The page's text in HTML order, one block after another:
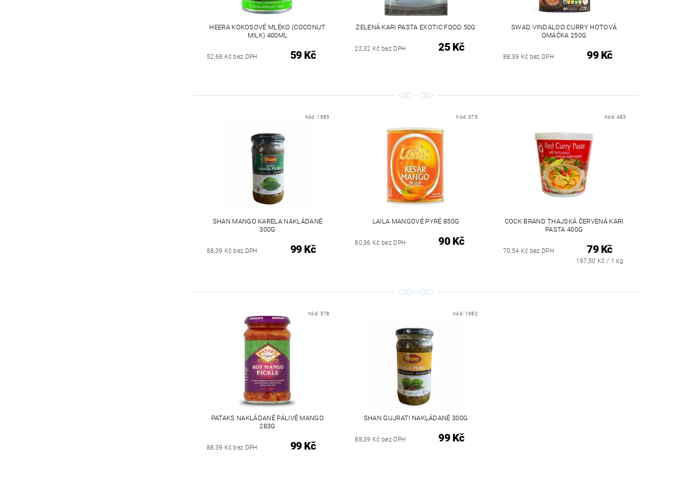
HEERA KOKOSOVÉ MLÉKO (COCONUT
MILK) 400ML
52,68 Kč bez DPH 59 Kč
ZELENÁ KARI PASTA EXOTIC FOOD 50G
22,32 Kč bez DPH 25 Kč
SWAD VINDALOO CURRY HOTOVÁ
OMÁČKA 250G
88,39 Kč bez DPH 99 Kč
Kód: 1985
SHAN MANGO KARELA NAKLÁDANÉ
300G
88,39 Kč bez DPH 99 Kč
Kód:375
LAILA MANGOVÉ PYRÉ 850G
80,36 Kč bez DPH 90 Kč
Kód: 483
COCK BRAND THAJSKÁ ČERVENÁ KARI
PASTA 400G
70,54 Kč bez DPH 79 Kč
197,50 Kč / 1 kg
Kód: 378
PATAKS NAKLÁDANÉ PÁLIVÉ MANGO
283G
88,39 Kč bez DPH 99 Kč
Kód: 1982
SHAN GUJRATI NAKLÁDANÉ 300G
88,39 Kč bez DPH 99 Kč